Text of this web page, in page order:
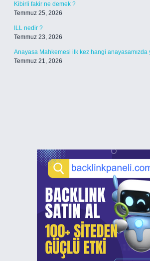
Kibirli fakir ne demek ?
Temmuz 25, 2026
ILL nedir ?
Temmuz 23, 2026
Anayasa Mahkemesi ilk kez hangi anayasamızda
Temmuz 21, 2026